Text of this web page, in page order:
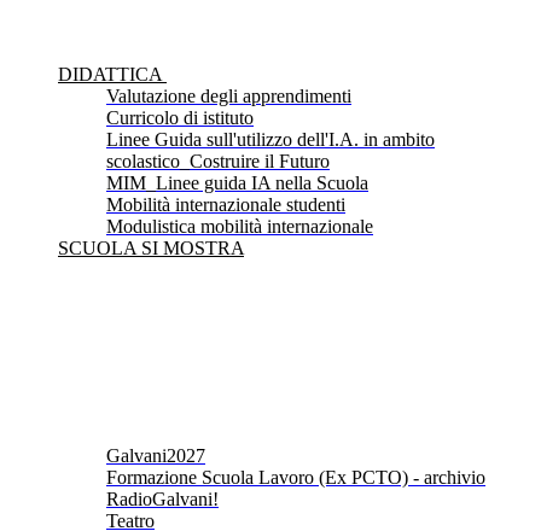
DIDATTICA
Valutazione degli apprendimenti
Curricolo di istituto
Linee Guida sull'utilizzo dell'I.A. in ambito
scolastico_Costruire il Futuro
MIM_Linee guida IA nella Scuola
Mobilità internazionale studenti
Modulistica mobilità internazionale
SCUOLA SI MOSTRA
Galvani2027
Formazione Scuola Lavoro (Ex PCTO) - archivio
RadioGalvani!
Teatro